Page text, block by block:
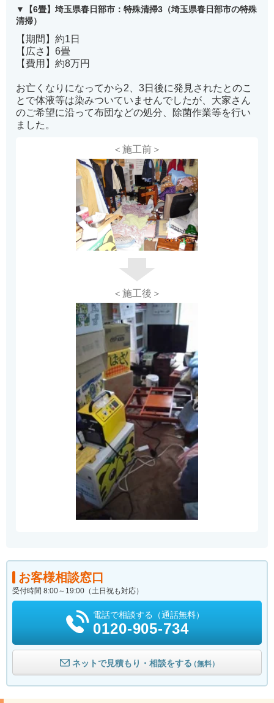
【6畳】埼玉県春日部市：特殊清掃3（埼玉県春日部市の特殊
清掃）
【期間】約1日
【広さ】6畳
【費用】約8万円
お亡くなりになってから2、3日後に発見されたとのこ
とで体液等は染みついていませんでしたが、大家さん
のご希望に沿って布団などの処分、除菌作業等を行い
ました。
＜施工前＞
＜施工後＞
お客様相談窓口
受付時間 8:00～19:00（土日祝も対応）
電話で相談する（通話無料）
0120-905-734
ネットで見積もり・相談をする（無料）